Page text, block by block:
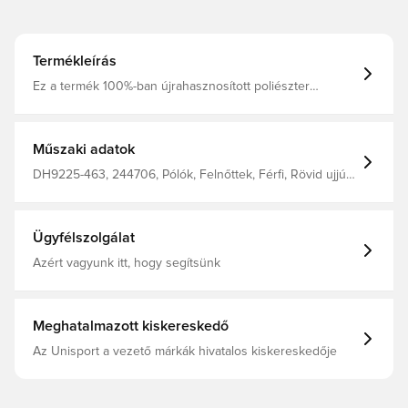
Termékleírás
Ez a termék 100%-ban újrahasznosított poliészter
Műszaki adatok
DH9225-463, 244706, Pólók, Felnőttek, Férfi, Rövid ujjú,
Ügyfélszolgálat
Azért vagyunk itt, hogy segítsünk
Meghatalmazott kiskereskedő
Az Unisport a vezető márkák hivatalos kiskereskedője